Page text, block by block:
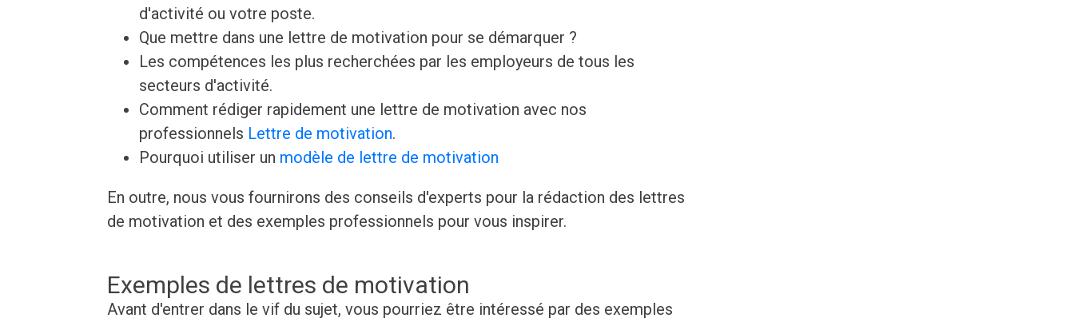
d'activité ou votre poste.
Que mettre dans une lettre de motivation pour se démarquer ?
Les compétences les plus recherchées par les employeurs de tous les
secteurs d'activité.
Comment rédiger rapidement une lettre de motivation avec nos
professionnels Lettre de motivation.
Pourquoi utiliser un modèle de lettre de motivation
En outre, nous vous fournirons des conseils d'experts pour la rédaction des lettres
de motivation et des exemples professionnels pour vous inspirer.
Exemples de lettres de motivation
Avant d'entrer dans le vif du sujet, vous pourriez être intéressé par des exemples